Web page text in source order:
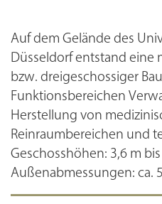
Auf dem Gelände des
Düsseldorf entstand eine
bzw. dreigeschossiger
Funktionsbereichen
Herstellung von
Reinraumbereichen und
Geschosshöhen: 3,6 m
Außenabmessungen: ca.